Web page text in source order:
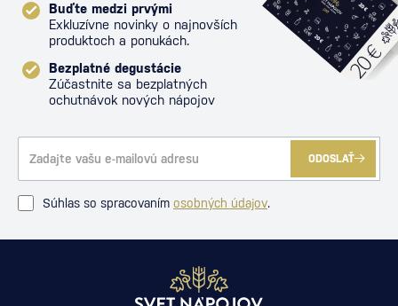
Buďte medzi prvými
Exkluzívne novinky o najnovších
produktoch a ponukách.
Bezplatné degustácie
Zúčastnite sa bezplatných
ochutnávok nových nápojov
ODOSLAŤ
Súhlas so spracovaním osobných údajov.